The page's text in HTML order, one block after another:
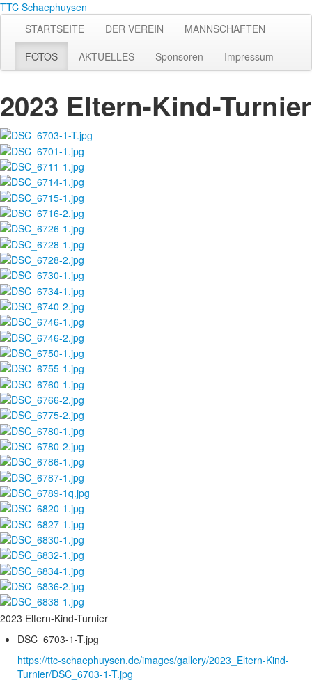
TTC Schaephuysen
STARTSEITE
DER VEREIN
MANNSCHAFTEN
FOTOS
AKTUELLES Sponsoren Impressum
2023 Eltern-Kind-Turnier
2023 Eltern-Kind-Turnier
DSC_6703-1-T.jpg
https://ttc-schaephuysen.de/images/gallery/2023_Eltern-Kind-
Turnier/DSC_6703-1-T.jpg